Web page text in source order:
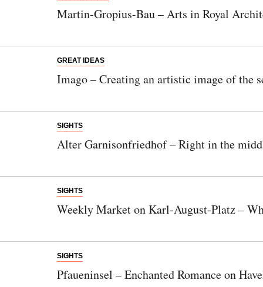
Martin-Gropius-Bau – Arts in Royal
GREAT IDEAS
Imago – Creating an artistic image of the
SIGHTS
Alter Garnisonfriedhof – Right in the
SIGHTS
Weekly Market on Karl-August-Platz –
SIGHTS
Pfaueninsel – Enchanted Romance on
things? Subscribe to our newsletter now.